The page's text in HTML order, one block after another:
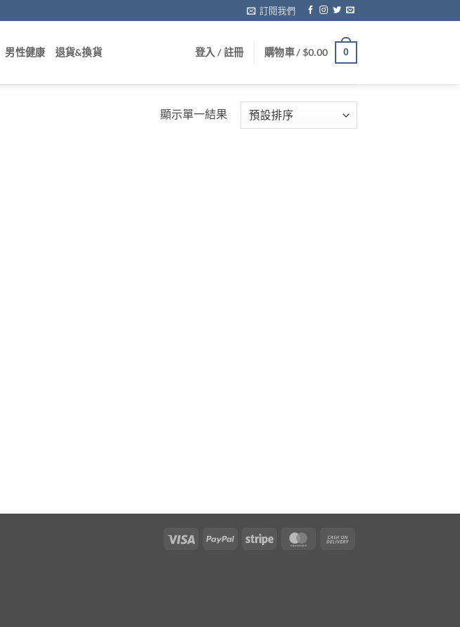
訂閱我們
男性健康 退貨&換貨 登入 / 註冊 購物車 /$0.00 0
顯示單一結果
Visa PayPal Stripe MasterCard